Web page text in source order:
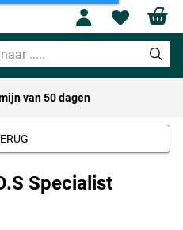
Profile
Specialist
87.95
van 50 dagen
Specialist